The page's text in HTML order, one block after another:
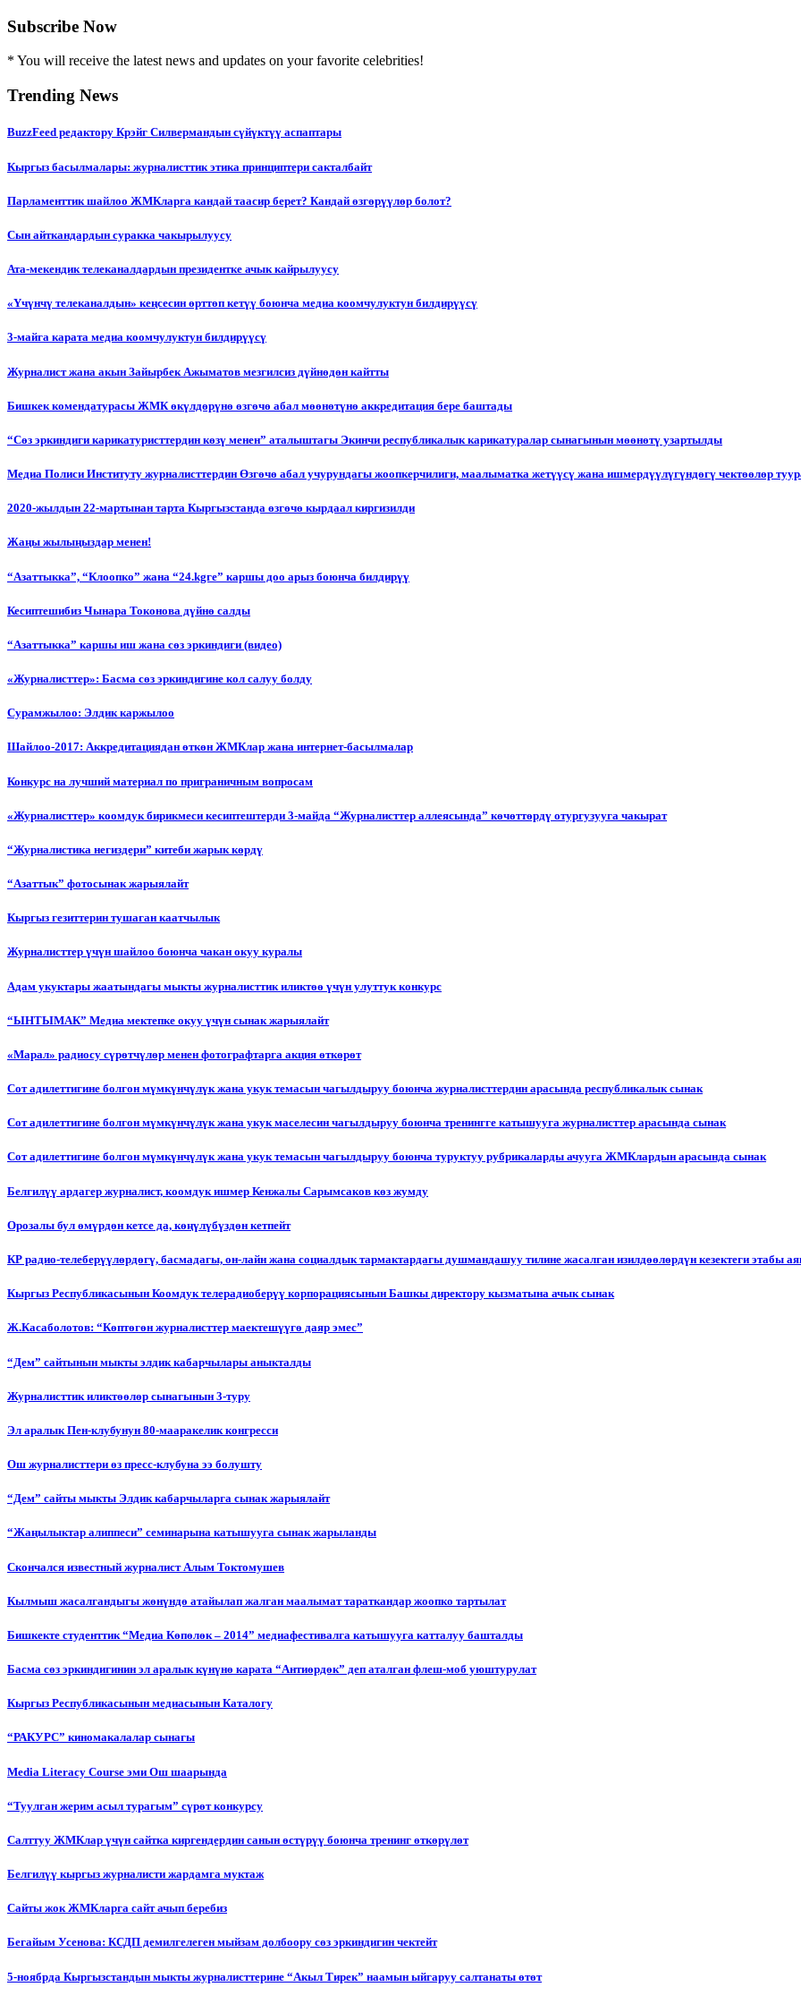
Subscribe Now
* You will receive the latest news and updates on your favorite celebrities!
Trending News
BuzzFeed редактору Крэйг Силвермандын сүйүктүү аспаптары
Кыргыз басылмалары: журналисттик этика принциптери сакталбайт
Парламенттик шайлоо ЖМКларга кандай таасир берет? Кандай өзгөрүүлөр болот?
Сын айткандардын суракка чакырылуусу
Ата-мекендик телеканалдардын президентке ачык кайрылуусу
«Үчүнчү телеканалдын» кеңсесин өрттөп кетүү боюнча медиа коомчулуктун билдирүүсү
3-майга карата медиа коомчулуктун билдирүүсү
Журналист жана акын Зайырбек Ажыматов мезгилсиз дүйнөдөн кайтты
Бишкек комендатурасы ЖМК өкүлдөрүнө өзгөчө абал мөөнөтүнө аккредитация бере баштады
“Сөз эркиндиги карикатуристтердин көзү менен” аталыштагы Экинчи республикалык карикатуралар сынагынын мөөнөтү узартылды
Медиа Полиси Институту журналисттердин Өзгөчө абал учурундагы жоопкерчилиги, маалыматка жетүүсү жана ишмердүүлүгүндөгү чектөөлөр
2020-жылдын 22-мартынан тарта Кыргызстанда өзгөчө кырдаал киргизилди
Жаңы жылыңыздар менен!
“Азаттыкка”, “Клоопко” жана “24.kgге” каршы доо арыз боюнча билдирүү
Кесиптешибиз Чынара Токонова дүйнө салды
“Азаттыкка” каршы иш жана сөз эркиндиги (видео)
«Журналисттер»: Басма сөз эркиндигине кол салуу болду
Сурамжылоо: Элдик каржылоо
Шайлоо-2017: Аккредитациядан өткөн ЖМКлар жана интернет-басылмалар
Конкурс на лучший материал по приграничным вопросам
«Журналисттер» коомдук бирикмеси кесиптештерди 3-майда “Журналисттер аллеясында” көчөттөрдү отургузууга чакырат
“Журналистика негиздери” китеби жарык көрдү
“Азаттык” фотосынак жарыялайт
Кыргыз гезиттерин тушаган каатчылык
Журналисттер үчүн шайлоо боюнча чакан окуу куралы
Адам укуктары жаатындагы мыкты журналисттик иликтөө үчүн улуттук конкурс
“ЫНТЫМАК” Медиа мектепке окуу үчүн сынак жарыялайт
«Марал» радиосу сүрөтчүлөр менен фотографтарга акция өткөрөт
Сот адилеттигине болгон мүмкүнчүлүк жана укук темасын чагылдыруу боюнча журналисттердин арасында республикалык сынак
Сот адилеттигине болгон мүмкүнчүлүк жана укук маселесин чагылдыруу боюнча тренингге катышууга журналисттер арасында сынак
Сот адилеттигине болгон мүмкүнчүлүк жана укук темасын чагылдыруу боюнча туруктуу рубрикаларды ачууга ЖМКлардын арасында сынак
Белгилүү ардагер журналист, коомдук ишмер Кенжалы Сарымсаков көз жумду
Орозалы бул өмүрдөн кетсе да, көңүлүбүздөн кетпейт
КР радио-телеберүүлөрдөгү, басмадагы, он-лайн жана социалдык тармактардагы душмандашуу тилине жасалган изилдөөлөрдүн кезектеги этабы
Кыргыз Республикасынын Коомдук телерадиоберүү корпорациясынын Башкы директору кызматына ачык сынак
Ж.Касаболотов: “Көптөгөн журналисттер маектешүүгө даяр эмес”
“Дем” сайтынын мыкты элдик кабарчылары аныкталды
Журналисттик иликтөөлөр сынагынын 3-туру
Эл аралык Пен-клубунун 80-мааракелик конгресси
Ош журналисттери өз пресс-клубуна ээ болушту
“Дем” сайты мыкты Элдик кабарчыларга сынак жарыялайт
“Жаңылыктар алиппеси” семинарына катышууга сынак жарыланды
Cкончался известный журналист Алым Токтомушев
Кылмыш жасалгандыгы жөнүндө атайылап жалган маалымат тараткандар жоопко тартылат
Бишкекте студенттик “Медиа Көпөлөк – 2014” медиафестивалга катышууга катталуу башталды
Басма сөз эркиндигинин эл аралык күнүнө карата “Антиөрдөк” деп аталган флеш-моб уюштурулат
Кыргыз Республикасынын медиасынын Каталогу
“РАКУРС” киномакалалар сынагы
Media Literacy Сourse эми Ош шаарында
“Туулган жерим асыл турагым” сүрөт конкурсу
Салттуу ЖМКлар үчүн сайтка киргендердин санын өстүрүү боюнча тренинг өткөрүлөт
Белгилүү кыргыз журналисти жардамга муктаж
Сайты жок ЖМКларга сайт ачып беребиз
Бегайым Усенова: КСДП демилгелеген мыйзам долбоору сөз эркиндигин чектейт
5-ноябрда Кыргызстандын мыкты журналисттерине “Акыл Тирек” наамын ыйгаруу салтанаты өтөт